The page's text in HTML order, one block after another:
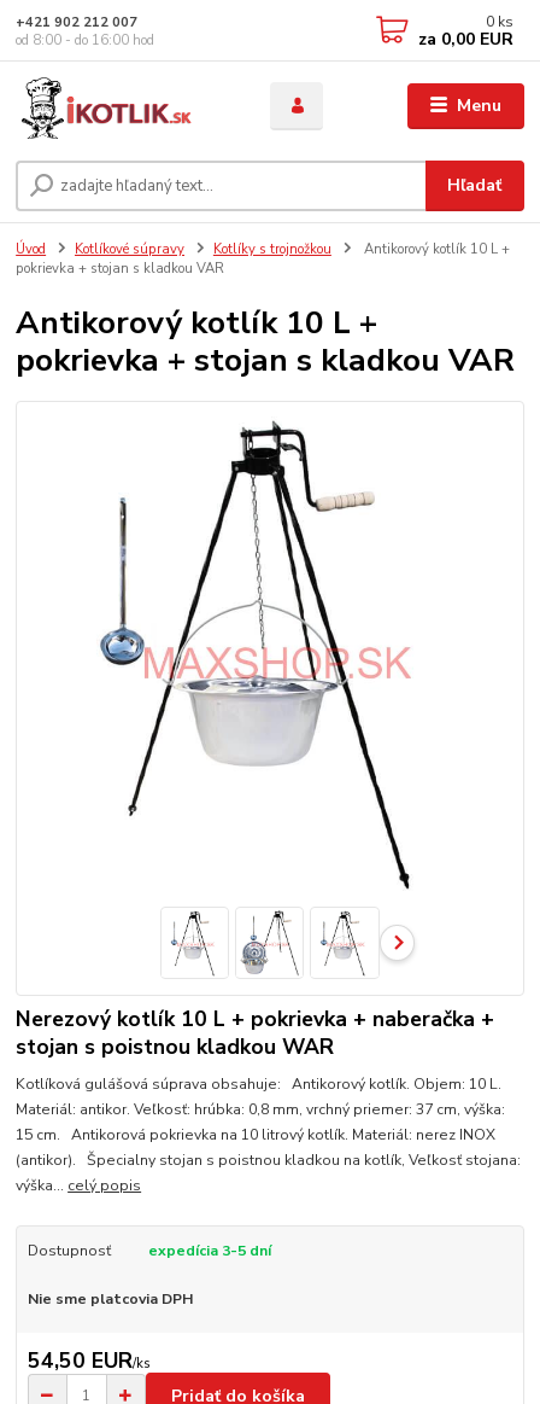
Menu
Hľadať
+421 902 212 007
od 8:00 - do 16:00 hod
0 ks
za 0,00 EUR
Úvod Kotlíkové súpravy Kotlíky s trojnožkou
Antikorový kotlík 10 L +
pokrievka + stojan s kladkou VAR
Antikorový kotlík 10 L +
pokrievka + stojan s kladkou VAR
Nerezový kotlík 10 L + pokrievka + naberačka +
stojan s poistnou kladkou WAR
Kotlíková gulášová súprava obsahuje: Antikorový kotlík. Objem: 10 L.
Materiál: antikor. Veľkosť: hrúbka: 0,8 mm, vrchný priemer: 37 cm, výška:
15 cm. Antikorová pokrievka na 10 litrový kotlík. Materiál: nerez INOX
(antikor). Špecialny stojan s poistnou kladkou na kotlík, Veľkosť stojana:
výška... celý popis
Dostupnosť expedícia 3-5 dní
Nie sme platcovia DPH
54,50 EUR/ks
Pridať do košíka